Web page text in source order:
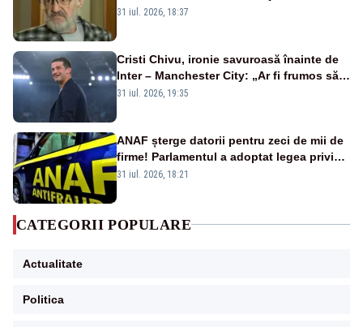
sportiv – AUDIO
31 iul. 2026, 18:37
Cristi Chivu, ironie savuroasă înainte de
Inter – Manchester City: „Ar fi frumos să
mai cumpărați și de la noi”
31 iul. 2026, 19:35
ANAF șterge datorii pentru zeci de mii de
firme! Parlamentul a adoptat legea privind
amnistia fiscală
31 iul. 2026, 18:21
CATEGORII POPULARE
Actualitate
Politica